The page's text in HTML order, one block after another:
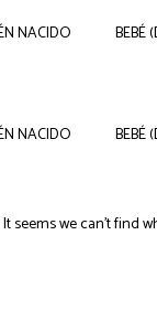
NACIDO BEBÉ
NACIDO BEBÉ
It seems we can't find